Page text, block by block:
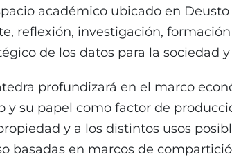
académico ubicado en
reflexión, investigación,
de los datos para la sociedad
profundizará en el marco
y su papel como factor de
y a los distintos usos
basadas en marcos de